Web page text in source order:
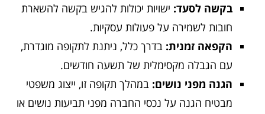
בקשה לסעד: ישויות יכולות להגיש בקשה להשארת
חובות לשמירה על פעולות עסקיות.
הקפאה זמנית: בדרך כלל, ניתנת לתקופה מוגדרת,
עם הגבלה מקסימלית של תשעה חודשים.
הגנה מפני נושים: במהלך תקופה זו, ייצוג משפטי
מבטיח הגנה על נכסי החברה מפני תביעות נושים או